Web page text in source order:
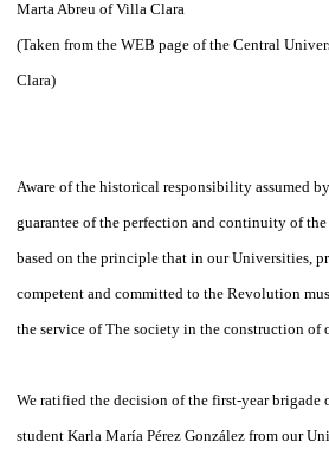
Marta Abreu of Villa Clara
(Taken from the WEB page of the Central
Clara)
Aware of the historical responsibility assumed
guarantee of the perfection and continuity of
based on the principle that in our Universities,
competent and committed to the Revolution
the service of The society in the construction of
We ratified the decision of the first-year brigade
student Karla María Pérez González from our